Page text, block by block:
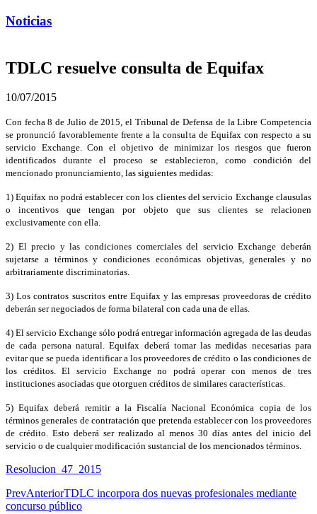
Noticias
TDLC resuelve consulta de Equifax
10/07/2015
Con fecha 8 de Julio de 2015, el Tribunal de Defensa de la Libre Competencia
se pronunció favorablemente frente a la consulta de Equifax con respecto a su
servicio Exchange. Con el objetivo de minimizar los riesgos que fueron
identificados durante el proceso se establecieron, como condición del
mencionado pronunciamiento, las siguientes medidas:
1) Equifax no podrá establecer con los clientes del servicio Exchange clausulas
o incentivos que tengan por objeto que sus clientes se relacionen
exclusivamente con ella.
2) El precio y las condiciones comerciales del servicio Exchange deberán
sujetarse a términos y condiciones económicas objetivas, generales y no
arbitrariamente discriminatorias.
3) Los contratos suscritos entre Equifax y las empresas proveedoras de crédito
deberán ser negociados de forma bilateral con cada una de ellas.
4) El servicio Exchange sólo podrá entregar información agregada de las deudas
de cada persona natural. Equifax deberá tomar las medidas necesarias para
evitar que se pueda identificar a los proveedores de crédito o las condiciones de
los créditos. El servicio Exchange no podrá operar con menos de tres
instituciones asociadas que otorguen créditos de similares características.
5) Equifax deberá remitir a la Fiscalía Nacional Económica copia de los
términos generales de contratación que pretenda establecer con los proveedores
de crédito. Esto deberá ser realizado al menos 30 días antes del inicio del
servicio o de cualquier modificación sustancial de los mencionados términos.
Resolucion_47_2015
PrevAnteriorTDLC incorpora dos nuevas profesionales mediante
concurso público